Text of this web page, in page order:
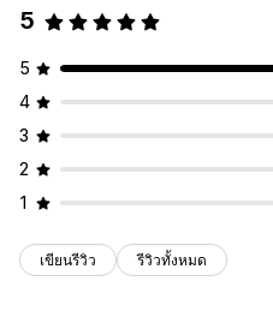
5
5
4
3
2
1
เขียนรีวิว รีวิวทั้งหมด